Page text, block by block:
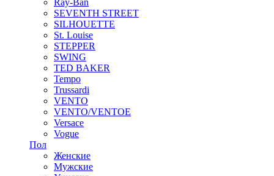
SEVENTH STREET
SILHOUETTE
St. Louise
STEPPER
SWING
TED BAKER
Tempo
Trussardi
VENTO
VENTO/VENTOE
Versace
Vogue
Пол
Женские
Мужские